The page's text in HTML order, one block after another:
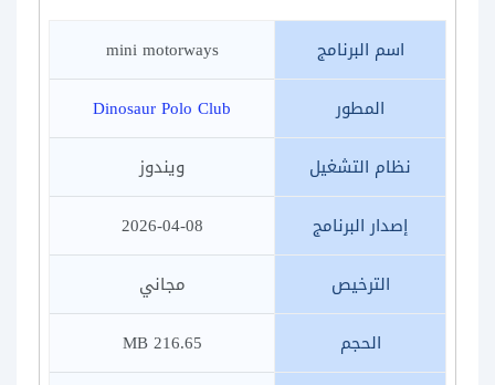
اسم البرنامج
mini motorways
المطور
Dinosaur Polo Club
نظام التشغيل
ويندوز
إصدار البرنامج
2026-04-08
الترخيص
مجاني
الحجم
216.65 MB